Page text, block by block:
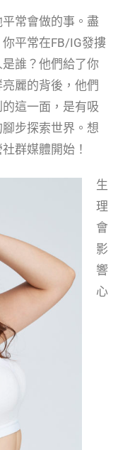
常會做的事。盡
平常在FB/IG發摟
誰？他們給了你
麗的背後，他們
這一面，是有吸
步探索世界。想
群媒體開始！
生
理
會
影
響
心